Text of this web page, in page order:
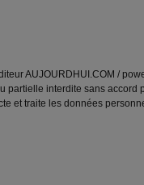
AUJOURDHUI.COM /
partielle interdite sans accord
et traite les données